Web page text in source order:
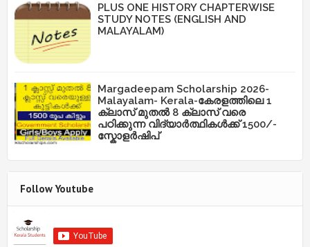
PLUS ONE HISTORY CHAPTERWISE
STUDY NOTES (ENGLISH AND
MALAYALAM)
Margadeepam Scholarship 2026-
Malayalam- Kerala-കേരളത്തിലെ 1
ക്ലാസ് മുതൽ 8 ക്ലാസ് വരെ
പഠിക്കുന്ന വിദ്യാർത്ഥികൾക്ക് 1500/-
സ്കോളർഷിപ്
Follow Youtube